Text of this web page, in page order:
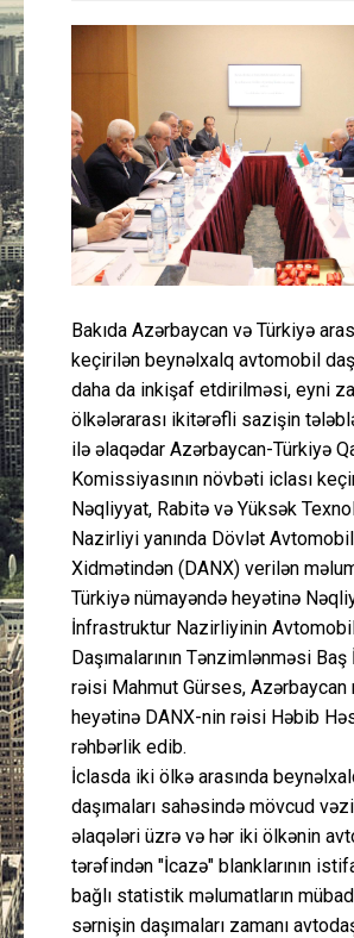
Bakıda Azərbaycan və Türkiyə
keçirilən beynəlxalq avtomobil
daha da inkişaf etdirilməsi, eyni
ölkələrarası ikitərəfli sazişin
ilə əlaqədar Azərbaycan-Türkiyə
Komissiyasının növbəti iclası
Nəqliyyat, Rabitə və Yüksək
Nazirliyi yanında Dövlət
Xidmətindən (DANX) verilən
Türkiyə nümayəndə heyətinə
İnfrastruktur Nazirliyinin
Daşımalarının Tənzimlənməsi
rəisi Mahmut Gürses, Azərbaycan
heyətinə DANX-nin rəisi Həbib
rəhbərlik edib.
İclasda iki ölkə arasında
daşımaları sahəsində mövcud
əlaqələri üzrə və hər iki ölkənin
tərəfindən "İcazə" blanklarının
bağlı statistik məlumatların
sərnişin daşımaları zamanı